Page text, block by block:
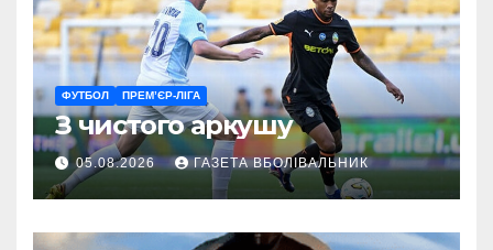
ФУТБОЛ ПРЕМ’ЄР-ЛІГА
З чистого аркушу
05.08.2026 ГАЗЕТА ВБОЛІВАЛЬНИК